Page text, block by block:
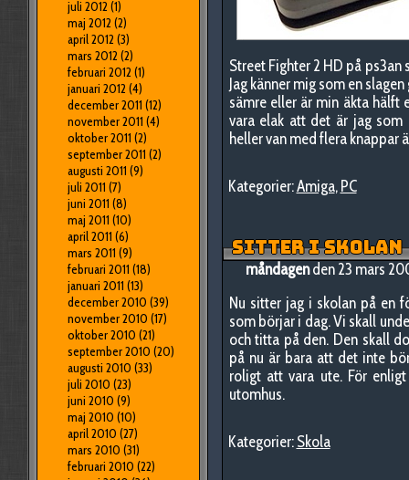
juli 2012 (1)
maj 2012 (2)
april 2012 (3)
mars 2012 (2)
februari 2012 (1)
januari 2012 (4)
december 2011 (12)
november 2011 (4)
oktober 2011 (2)
september 2011 (2)
augusti 2011 (9)
juli 2011 (7)
juni 2011 (8)
maj 2011 (10)
april 2011 (6)
mars 2011 (9)
februari 2011 (18)
januari 2011 (13)
december 2010 (39)
november 2010 (17)
oktober 2010 (21)
september 2010 (20)
augusti 2010 (33)
juli 2010 (23)
juni 2010 (9)
maj 2010 (10)
april 2010 (27)
mars 2010 (31)
februari 2010 (22)
Street Fighter 2 HD på
Jag känner mig som en
sämre eller är min äkta hälft
vara elak att det är jag
heller van med flera knappar
Kategorier:Amiga,PC
SITTER I SKOLAN
måndagenden 23 mars
Nu sitter jag i skolan på en
som börjar i dag. Vi skall
och titta på den. Den skall
på nu är bara att det inte
roligt att vara ute. För
utomhus.
Kategorier:Skola